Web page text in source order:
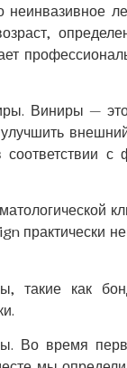
неинвазивное
Виниры —
практически
такие как
Во время